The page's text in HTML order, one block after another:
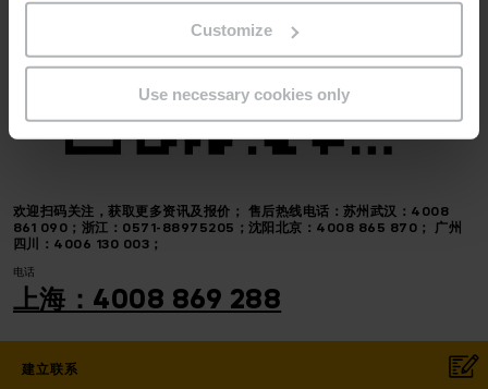
Customize
Use necessary cookies only
欢迎扫码关注，获取更多资讯及报价； 售后热线电话：苏州武汉：4008
861 090；浙江：0571-88975205；沈阳北京：4008 865 870； 广州
四川：4006 130 003；
电话
上海：4008 869 288
建立联系